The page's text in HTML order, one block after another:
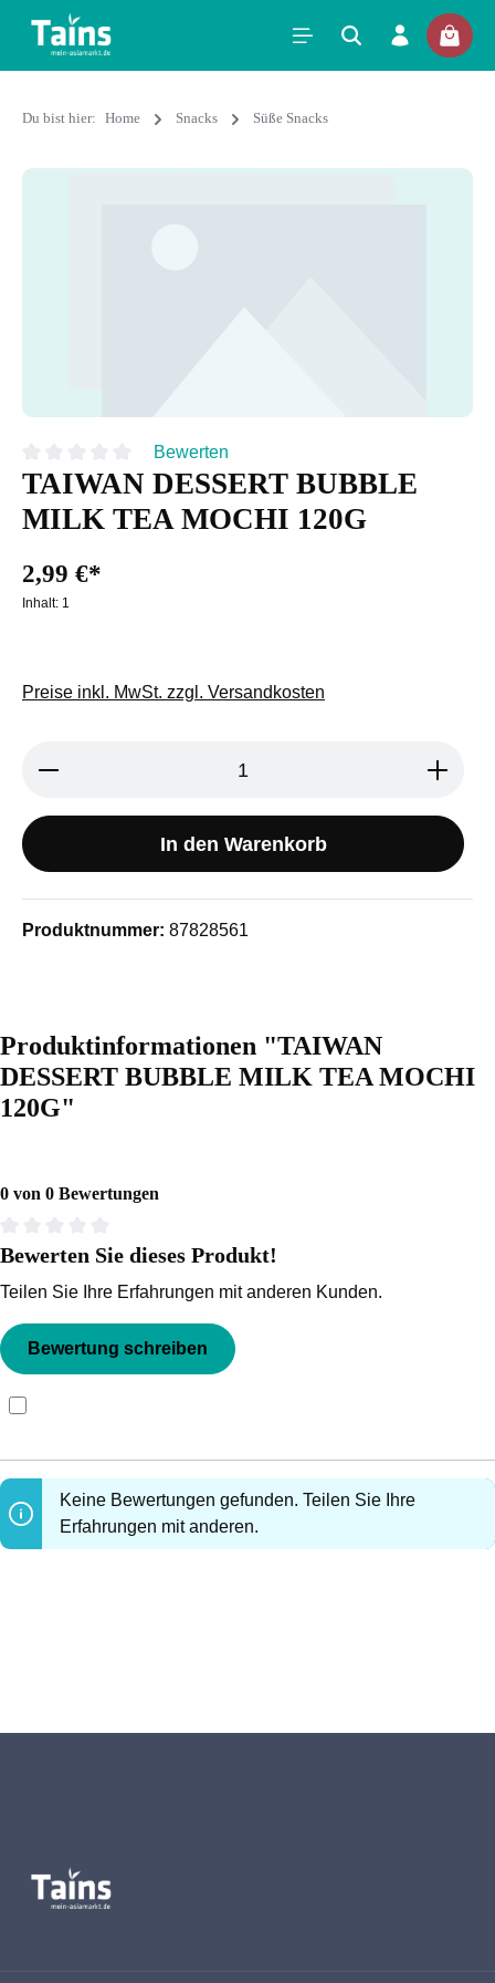
Du bist hier: Home Snacks Süße Snacks
Durchschnittliche Bewertung von 0 von 5 Sternen
Bewerten
TAIWAN DESSERT BUBBLE
MILK TEA MOCHI 120G
2,99 €*
Inhalt: 1
Preise inkl. MwSt. zzgl. Versandkosten
Produkt Anzahl: Gib den
In den Warenkorb
Produktnummer: 87828561
Produktinformationen "TAIWAN
DESSERT BUBBLE MILK TEA MOCHI
120G"
0 von 0 Bewertungen
Durchschnittliche Bewertung von 0 von 5 Sternen
Bewerten Sie dieses Produkt!
Teilen Sie Ihre Erfahrungen mit anderen Kunden.
Bewertung schreiben
Keine Bewertungen gefunden. Teilen Sie Ihre
Erfahrungen mit anderen.